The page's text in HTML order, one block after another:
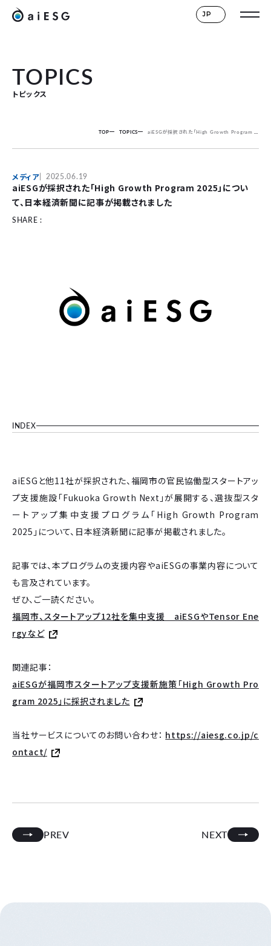
JP
TOPICS
トピックス
TOP TOPICS aiESGが採択された「High Growth Program 2025」について、日本経済新聞に記事が掲載されました
メディア 2025.06.19
aiESGが採択された「High Growth Program 2025」につい
て、日本経済新聞に記事が掲載されました
SHARE :
INDEX
aiESGと他11社が採択された、福岡市の官民協働型スタートアッ
プ支援施設「Fukuoka Growth Next」が展開する、選抜型スタ
ートアップ集中支援プログラム「High Growth Program
2025」について、日本経済新聞に記事が掲載されました。
記事では、本プログラムの支援内容やaiESGの事業内容について
も言及されています。
ぜひ、ご一読ください。
福岡市、スタートアップ12社を集中支援 aiESGやTensor Ene
rgyなど
関連記事：
aiESGが福岡市スタートアップ支援新施策「High Growth Pro
gram 2025」に採択されました
当社サービスについてのお問い合わせ： https://aiesg.co.jp/c
ontact/
PREV NEXT